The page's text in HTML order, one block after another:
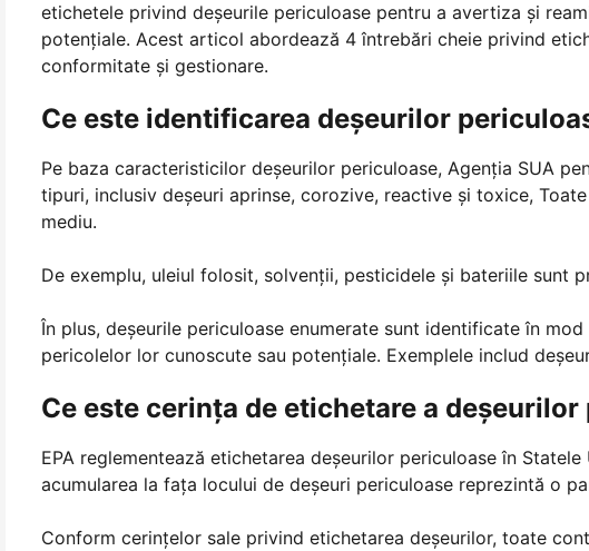
etichetele privind deșeurile periculoase pentru a avertiza și
potențiale. Acest articol abordează 4 întrebări cheie privind
conformitate și gestionare.
Ce este identificarea deșeurilor
Pe baza caracteristicilor deșeurilor periculoase, Agenția SUA
tipuri, inclusiv deșeuri aprinse, corozive, reactive și toxice,
mediu.
De exemplu, uleiul folosit, solvenții, pesticidele și bateriile sunt
În plus, deșeurile periculoase enumerate sunt identificate în
pericolelor lor cunoscute sau potențiale. Exemplele includ
Ce este cerința de etichetare a deșeurilor
EPA reglementează etichetarea deșeurilor periculoase în
acumularea la fața locului de deșeuri periculoase reprezintă o
Conform cerințelor sale privind etichetarea deșeurilor, toate